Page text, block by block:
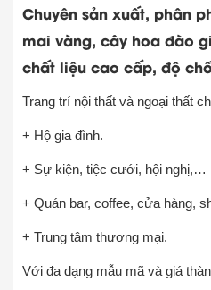
Chuyên sản xuất, phân
mai vàng, cây hoa đào
chất liệu cao cấp, độ
Trang trí nội thất và ngoại thất
+ Hộ gia đình.
+ Sự kiện, tiệc cưới, hội nghị,…
+ Quán bar, coffee, cửa hàng,
+ Trung tâm thương mại.
Với đa dạng mẫu mã và giá